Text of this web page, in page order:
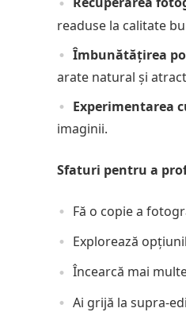
readuse la calitate
Îmbunătățirea
arate natural și
Experimentarea
imaginii.
Sfaturi pentru a
Fă o copie a
Explorează
Încearcă mai
Ai grijă la supra-